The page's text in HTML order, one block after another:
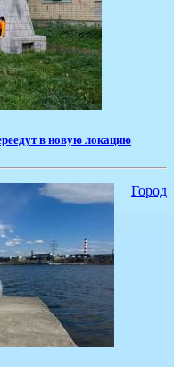
в новую локацию
Город